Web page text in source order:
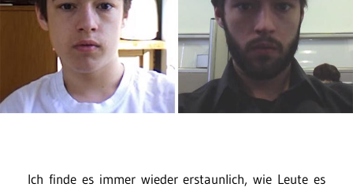
Ich finde es immer wieder erstaunlich, wie Leute es